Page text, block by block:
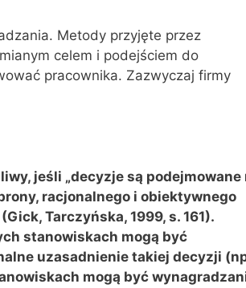
Metody przyjęte przez
celem i podejściem do
pracownika. Zazwyczaj firmy
jeśli „decyzje są podejmowane
racjonalnego i obiektywnego
Tarczyńska, 1999, s. 161).
stanowiskach mogą być
uzasadnienie takiej decyzji
mogą być